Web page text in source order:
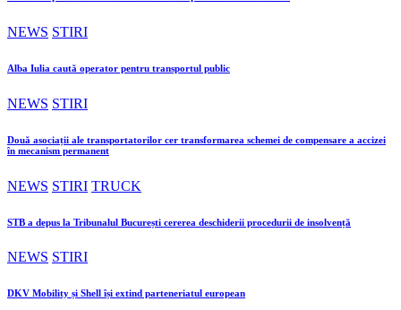
NEWS STIRI
Alba Iulia caută operator pentru transportul public
NEWS STIRI
Două asociații ale transportatorilor cer transformarea schemei de compensare a accizei
în mecanism permanent
NEWS STIRI TRUCK
STB a depus la Tribunalul București cererea deschiderii procedurii de insolvență
NEWS STIRI
DKV Mobility și Shell își extind parteneriatul european